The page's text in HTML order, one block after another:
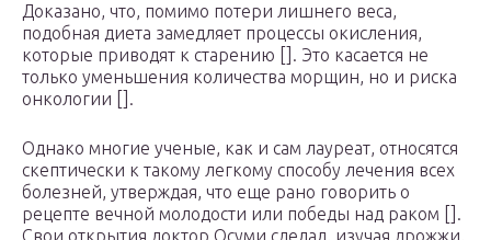
Доказано, что, помимо потери лишнего веса,
подобная диета замедляет процессы окисления,
которые приводят к старению []. Это касается не
только уменьшения количества морщин, но и риска
онкологии [].
Однако многие ученые, как и сам лауреат, относятся
скептически к такому легкому способу лечения всех
болезней, утверждая, что еще рано говорить о
рецепте вечной молодости или победы над раком [].
Свои открытия доктор Осуми сделал, изучая дрожжи,